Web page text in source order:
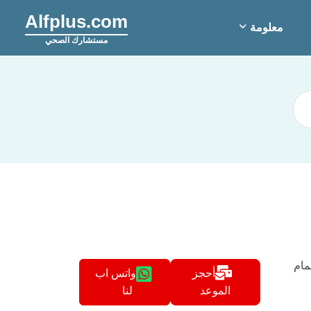
Alfplus.com
مستشارك الصحي
معلومة
أحجز
الموعد
واتس اب
لنا